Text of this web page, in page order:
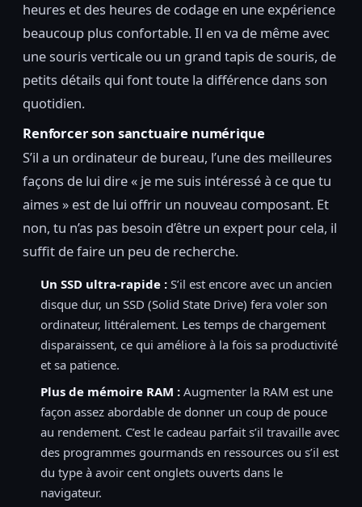
heures et des heures de codage en une expérience
beaucoup plus confortable. Il en va de même avec
une souris verticale ou un grand tapis de souris, de
petits détails qui font toute la différence dans son
quotidien.
Renforcer son sanctuaire numérique
S’il a un ordinateur de bureau, l’une des meilleures
façons de lui dire « je me suis intéressé à ce que tu
aimes » est de lui offrir un nouveau composant. Et
non, tu n’as pas besoin d’être un expert pour cela, il
suffit de faire un peu de recherche.
Un SSD ultra-rapide : S’il est encore avec un ancien
disque dur, un SSD (Solid State Drive) fera voler son
ordinateur, littéralement. Les temps de chargement
disparaissent, ce qui améliore à la fois sa productivité
et sa patience.
Plus de mémoire RAM : Augmenter la RAM est une
façon assez abordable de donner un coup de pouce
au rendement. C’est le cadeau parfait s’il travaille avec
des programmes gourmands en ressources ou s’il est
du type à avoir cent onglets ouverts dans le
navigateur.